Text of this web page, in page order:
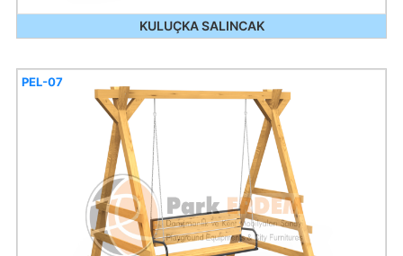
KULUÇKA SALINCAK
PEL-07